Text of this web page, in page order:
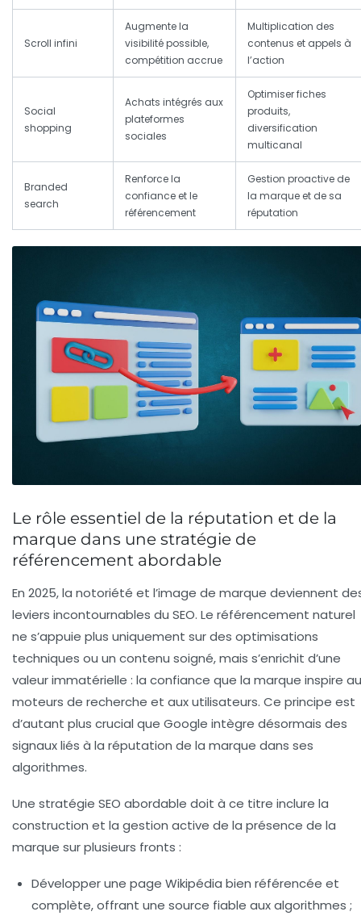
Scroll infini
Augmente la
visibilité possible,
compétition accrue
Multiplication des
contenus et appels à
l’action
Social
shopping
Achats intégrés aux
plateformes
sociales
Optimiser fiches
produits,
diversification
multicanal
Branded
search
Renforce la
confiance et le
référencement
Gestion proactive de
la marque et de sa
réputation
Le rôle essentiel de la réputation et de la
marque dans une stratégie de
référencement abordable
En 2025, la notoriété et l’image de marque deviennent
leviers incontournables du SEO. Le référencement naturel
ne s’appuie plus uniquement sur des optimisations
techniques ou un contenu soigné, mais s’enrichit d’une
valeur immatérielle : la confiance que la marque inspire
moteurs de recherche et aux utilisateurs. Ce principe est
d’autant plus crucial que Google intègre désormais des
signaux liés à la réputation de la marque dans ses
algorithmes.
Une stratégie SEO abordable doit à ce titre inclure la
construction et la gestion active de la présence de la
marque sur plusieurs fronts :
Développer une page Wikipédia bien référencée et
complète, offrant une source fiable aux algorithmes ;